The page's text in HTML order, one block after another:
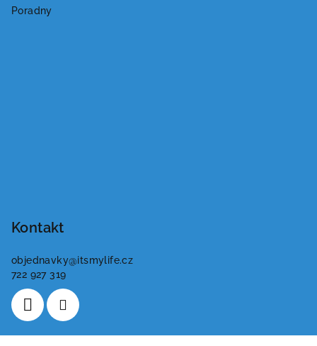
Poradny
Kontakt
objednavky@itsmylife.cz
722 927 319